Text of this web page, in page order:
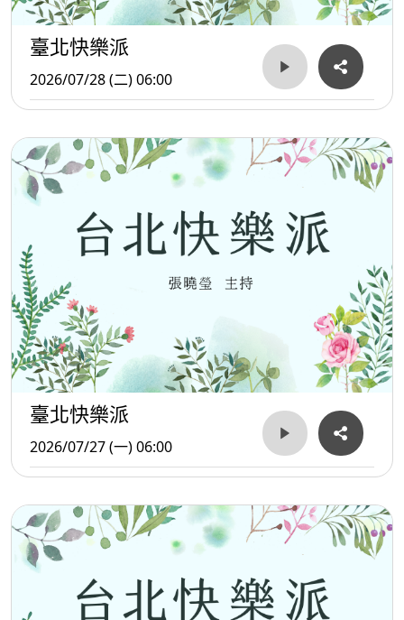
臺北快樂派
2026/07/28 (二) 06:00
臺北快樂派
2026/07/27 (一) 06:00